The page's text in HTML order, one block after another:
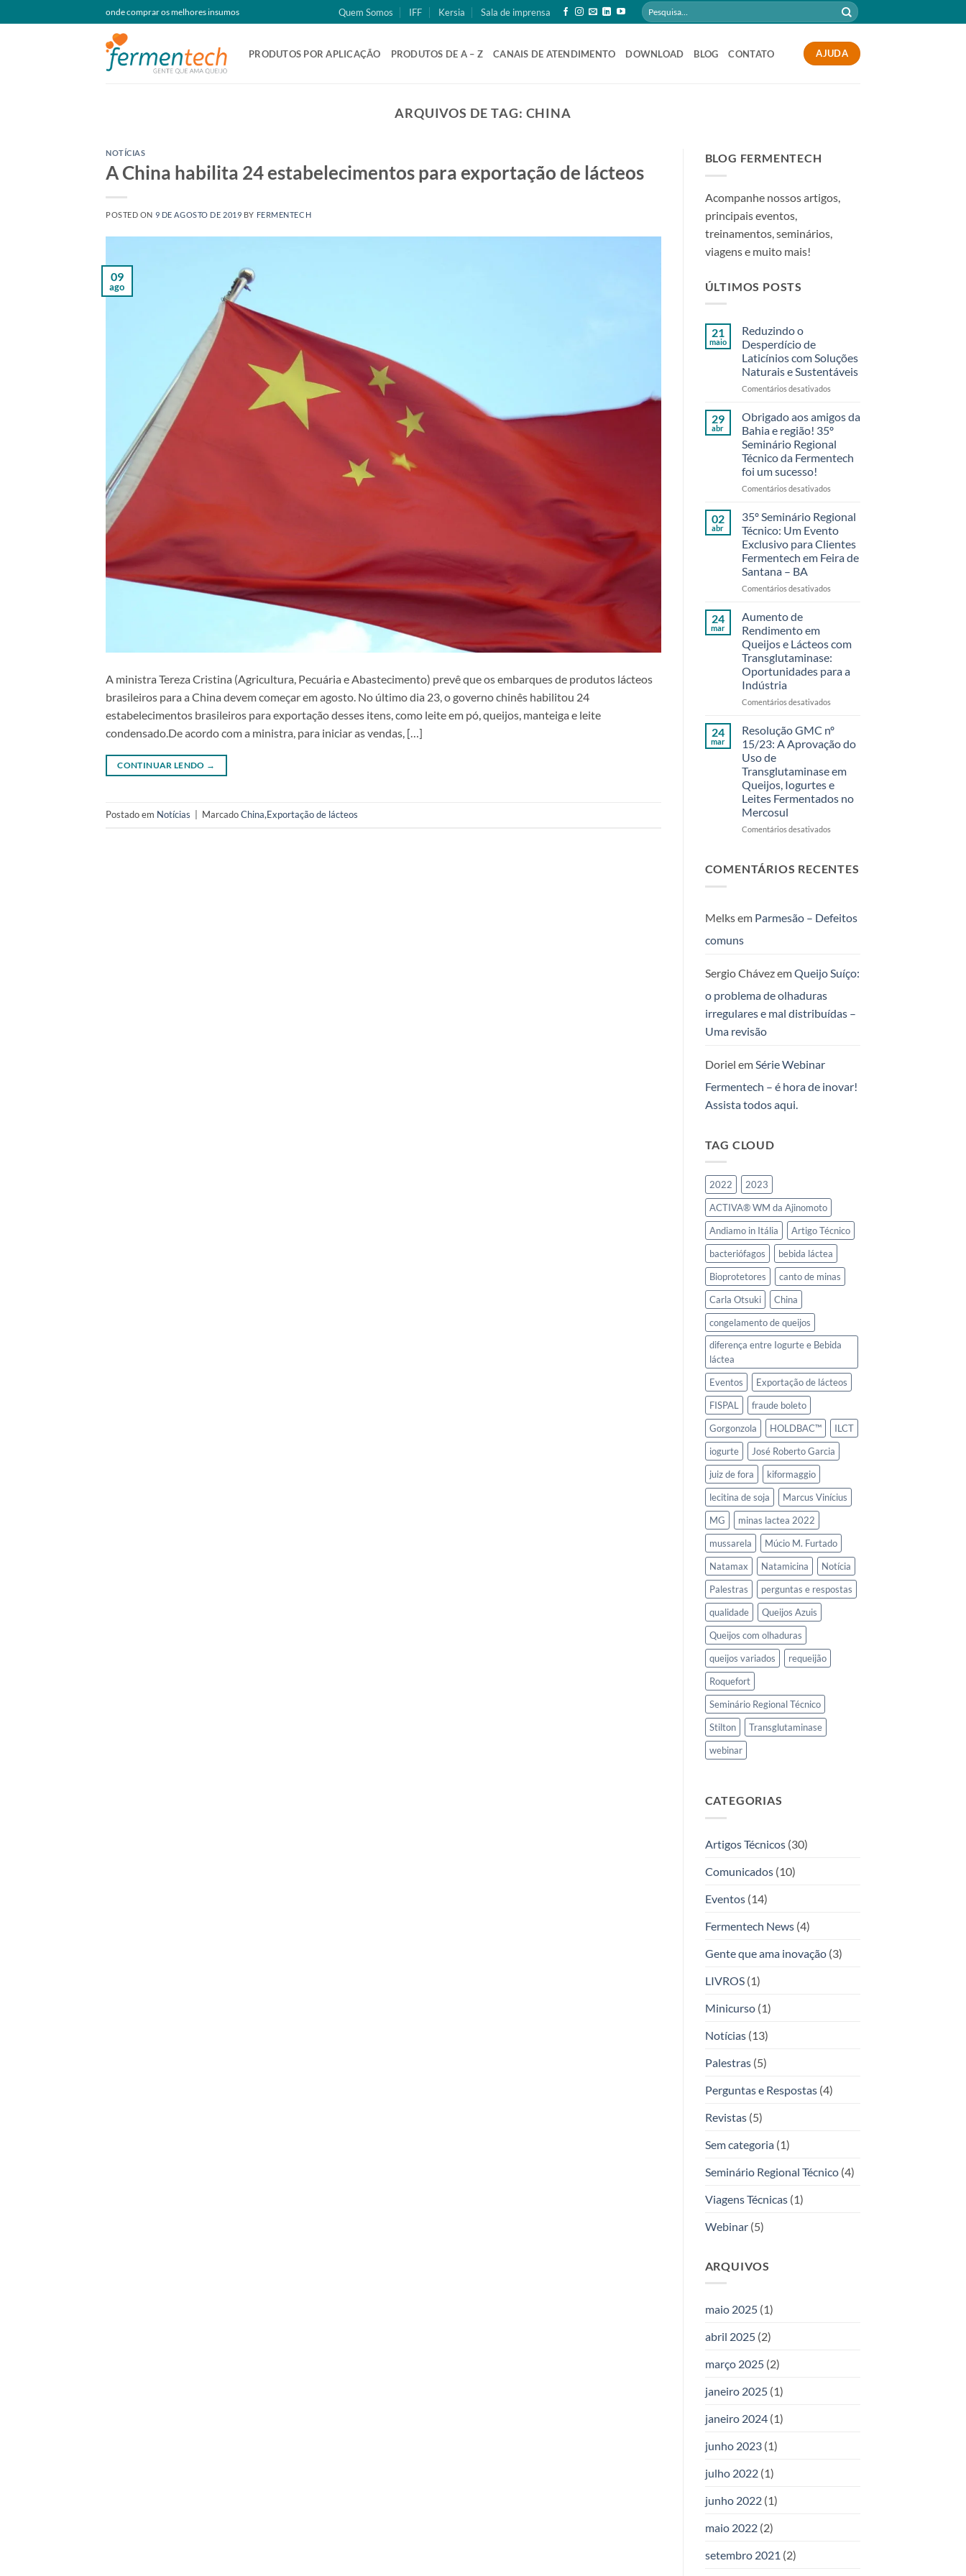
to
onde comprar os melhores insumos Quem Somos IFF Kersia Sala de imprensa
Pesquisar
por:
PRODUTOS POR APLICAÇÃO PRODUTOS DE A – Z CANAIS DE ATENDIMENTO DOWNLOAD BLOG CONTATO AJUDA
ARQUIVOS DE TAG: CHINA
NOTÍCIAS
A China habilita 24 estabelecimentos para exportação de lácteos
POSTED ON 9 DE AGOSTO DE 2019 BY FERMENTECH
09
ago
A ministra Tereza Cristina (Agricultura, Pecuária e Abastecimento) prevê que os embarques de produtos lácteos
brasileiros para a China devem começar em agosto. No último dia 23, o governo chinês habilitou 24
estabelecimentos brasileiros para exportação desses itens, como leite em pó, queijos, manteiga e leite
condensado.De acordo com a ministra, para iniciar as vendas, […]
CONTINUAR LENDO →
Postado em Notícias MarcadoChina,Exportação de lácteos
BLOG FERMENTECH
Acompanhe nossos artigos,
principais eventos,
treinamentos, seminários,
viagens e muito mais!
ÚLTIMOS POSTS
21
maio
Reduzindo o
Desperdício de
Laticínios com Soluções
Naturais e Sustentáveis
Comentários desativadosem
Desperdício
Laticínios
com
Naturais
29
abr
Obrigado aos amigos da
Bahia e região! 35º
Seminário Regional
Técnico da Fermentech
foi um sucesso!
Comentários desativadosem
aos
amigos
da
Bahia
e
35º
Fermentech
foi
um
02
abr
35º Seminário Regional
Técnico: Um Evento
Exclusivo para Clientes
Fermentech em Feira de
Santana – BA
Comentários desativadosem
Um
Evento
Exclusivo
Feira
de
–
BA
24
mar
Aumento de
Rendimento em
Queijos e Lácteos com
Transglutaminase:
Oportunidades para a
Indústria
Comentários desativadosem
de
em
e
Lácteos
com
24
mar
Resolução GMC nº
15/23: A Aprovação do
Uso de
Transglutaminase em
Queijos, Iogurtes e
Leites Fermentados no
Mercosul
Comentários desativadosem
nº
do
Queijos,
Leites
COMENTÁRIOS RECENTES
Melksem Parmesão – Defeitos
comuns
Sergio ChávezemQueijo Suíço:
o problema de olhaduras
irregulares e mal distribuídas –
Uma revisão
Doriel emSérie Webinar
Fermentech – é hora de inovar!
Assista todos aqui.
TAG CLOUD
2022
2023
ACTIVA® WM da Ajinomoto
Andiamo in Itália
Artigo Técnico
bacteriófagos
bebida láctea
Bioprotetores
canto de minas
Carla Otsuki
China
congelamento de queijos
diferença entre Iogurte e Bebida
láctea
Eventos
Exportação de lácteos
FISPAL
fraude boleto
Gorgonzola
HOLDBAC™
ILCT
iogurte
José Roberto Garcia
juiz de fora
kiformaggio
lecitina de soja
Marcus Vinícius
MG
minas lactea 2022
mussarela
Múcio M. Furtado
Natamax
Natamicina
Notícia
Palestras
perguntas e respostas
qualidade
Queijos Azuis
Queijos com olhaduras
queijos variados
requeijão
Roquefort
Seminário Regional Técnico
Stilton
Transglutaminase
webinar
CATEGORIAS
Artigos Técnicos(30)
Comunicados(10)
Eventos(14)
Fermentech News(4)
Gente que ama inovação(3)
LIVROS(1)
Minicurso(1)
Notícias(13)
Palestras(5)
Perguntas e Respostas(4)
Revistas(5)
Sem categoria(1)
Seminário Regional Técnico(4)
Viagens Técnicas(1)
Webinar(5)
ARQUIVOS
maio 2025(1)
abril 2025(2)
março 2025(2)
janeiro 2025(1)
janeiro 2024(1)
junho 2023(1)
julho 2022(1)
junho 2022(1)
maio 2022(2)
setembro 2021 (2)